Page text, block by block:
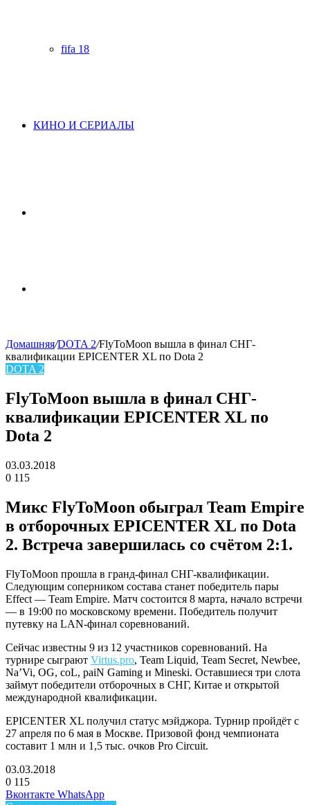
fifa 18
КИНО И СЕРИАЛЫ
skin
Домашняя/DOTA 2/FlyToMoon вышла в финал СНГ-
квалификации EPICENTER XL по Dota 2
DOTA 2
FlyToMoon вышла в финал СНГ-
квалификации EPICENTER XL по
Dota 2
03.03.2018
0 115
Микс FlyToMoon обыграл Team Empire
в отборочных EPICENTER XL по Dota
2. Встреча завершилась со счётом 2:1.
FlyToMoon прошла в гранд-финал СНГ-квалификации.
Следующим соперником состава станет победитель пары
Effect — Team Empire. Матч состоится 8 марта, начало встречи
— в 19:00 по московскому времени. Победитель получит
путевку на LAN-финал соревнований.
Сейчас известны 9 из 12 участников соревнований. На
турнире сыграют Virtus.pro, Team Liquid, Team Secret, Newbee,
Na’Vi, OG, coL, paiN Gaming и Mineski. Оставшиеся три слота
займут победители отборочных в СНГ, Китае и открытой
международной квалификации.
EPICENTER XL получил статус мэйджора. Турнир пройдёт с
27 апреля по 6 мая в Москве. Призовой фонд чемпионата
составит 1 млн и 1,5 тыс. очков Pro Circuit.
03.03.2018
0 115
Facebook
Twitter
LinkedIn
Вконтакте WhatsAppTelegram